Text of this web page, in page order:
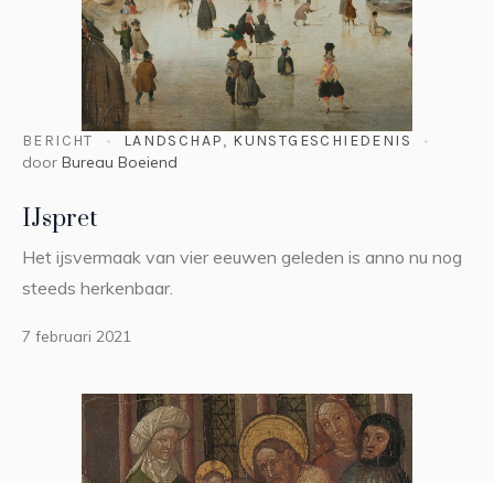
BERICHT LANDSCHAP, KUNSTGESCHIEDENIS
door Bureau Boeiend
IJspret
Het ijsvermaak van vier eeuwen geleden is anno nu nog
steeds herkenbaar.
7 februari 2021